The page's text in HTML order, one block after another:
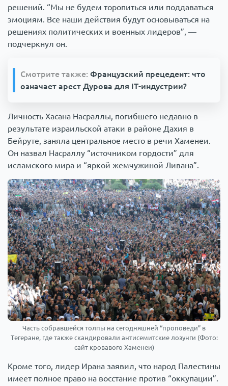
решений. “Мы не будем торопиться или поддаваться
эмоциям. Все наши действия будут основываться на
решениях политических и военных лидеров”, —
подчеркнул он.
Смотрите также: Французский прецедент: что
означает арест Дурова для IT-индустрии?
Личность Хасана Насраллы, погибшего недавно в
результате израильской атаки в районе Дахия в
Бейруте, заняла центральное место в речи Хаменеи.
Он назвал Насраллу “источником гордости” для
исламского мира и “яркой жемчужиной Ливана”.
Часть собравшейся толпы на сегодняшней “проповеди” в
Тегеране, где также скандировали антисемитские лозунги (Фото:
сайт кровавого Хаменеи)
Кроме того, лидер Ирана заявил, что народ Палестины
имеет полное право на восстание против “оккупации”.